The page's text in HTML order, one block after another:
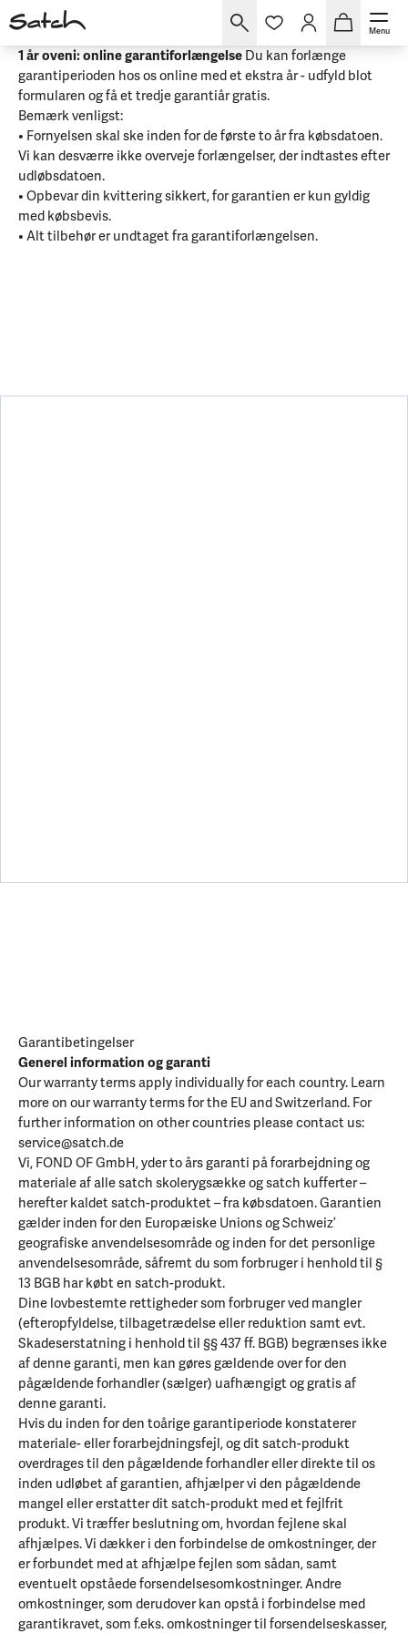
Menu
1 år oveni: online garantiforlængelse Du kan forlænge
garantiperioden hos os online med et ekstra år - udfyld blot
formularen og få et tredje garantiår gratis.
Bemærk venligst:
• Fornyelsen skal ske inden for de første to år fra købsdatoen.
Vi kan desværre ikke overveje forlængelser, der indtastes efter
udløbsdatoen.
• Opbevar din kvittering sikkert, for garantien er kun gyldig
med købsbevis.
• Alt tilbehør er undtaget fra garantiforlængelsen.
Garantibetingelser
Generel information og garanti
Our warranty terms apply individually for each country. Learn
more on our warranty terms for the EU and Switzerland. For
further information on other countries please contact us:
service@satch.de
Vi, FOND OF GmbH, yder to års garanti på forarbejdning og
materiale af alle satch skolerygsække og satch kufferter –
herefter kaldet satch-produktet – fra købsdatoen. Garantien
gælder inden for den Europæiske Unions og Schweiz’
geografiske anvendelsesområde og inden for det personlige
anvendelsesområde, såfremt du som forbruger i henhold til §
13 BGB har købt en satch-produkt.
Dine lovbestemte rettigheder som forbruger ved mangler
(efteropfyldelse, tilbagetrædelse eller reduktion samt evt.
Skadeserstatning i henhold til §§ 437 ff. BGB) begrænses ikke
af denne garanti, men kan gøres gældende over for den
pågældende forhandler (sælger) uafhængigt og gratis af
denne garanti.
Hvis du inden for den toårige garantiperiode konstaterer
materiale- eller forarbejdningsfejl, og dit satch-produkt
overdrages til den pågældende forhandler eller direkte til os
inden udløbet af garantien, afhjælper vi den pågældende
mangel eller erstatter dit satch-produkt med et fejlfrit
produkt. Vi træffer beslutning om, hvordan fejlene skal
afhjælpes. Vi dækker i den forbindelse de omkostninger, der
er forbundet med at afhjælpe fejlen som sådan, samt
eventuelt opståede forsendelsesomkostninger. Andre
omkostninger, som derudover kan opstå i forbindelse med
garantikravet, som f.eks. omkostninger til forsendelseskasser,